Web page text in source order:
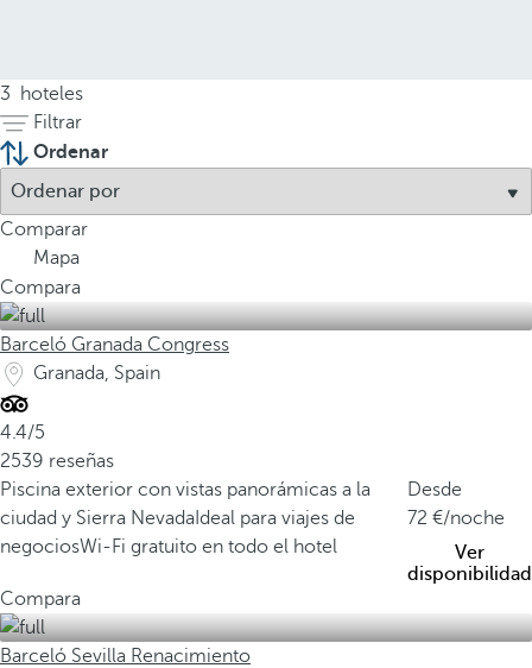
3
hoteles
Filtrar
Ordenar
Comparar
Mapa
Compara
Barceló Granada Congress
Granada, Spain
4.4/5
2539 reseñas
Piscina exterior con vistas panorámicas a la
ciudad y Sierra Nevada Ideal para viajes de
negociosWi-Fi gratuito en todo el hotel
Desde
72
/noche
Ver
disponibilidad
Compara
Barceló Sevilla Renacimiento